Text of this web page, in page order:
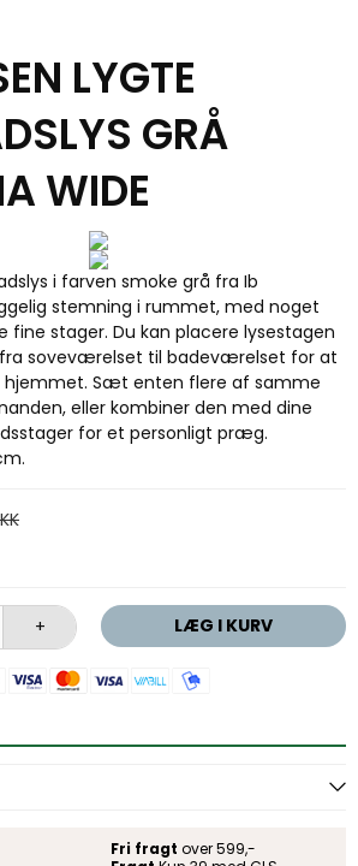
LYGTE
GRÅ
WIDE
i farven smoke grå fra Ib
stemning i rummet, med noget
fine stager. Du kan placere lysestagen
fra soveværelset til badeværelset for at
Sæt enten flere af samme
eller kombiner den med dine
for et personligt præg.
+ LÆG I KURV
Fri fragt over 599,-